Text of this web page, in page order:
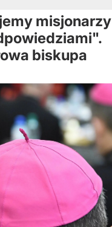
misjonarzy
biskupa